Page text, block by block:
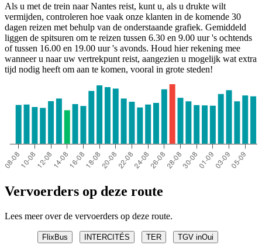
Als u met de trein naar Nantes reist, kunt u, als u drukte wilt
vermijden, controleren hoe vaak onze klanten in de komende 30
dagen reizen met behulp van de onderstaande grafiek. Gemiddeld
liggen de spitsuren om te reizen tussen 6.30 en 9.00 uur 's ochtends
of tussen 16.00 en 19.00 uur 's avonds. Houd hier rekening mee
wanneer u naar uw vertrekpunt reist, aangezien u mogelijk wat extra
tijd nodig heeft om aan te komen, vooral in grote steden!
Vervoerders op deze route
Lees meer over de vervoerders op deze route.
FlixBus INTERCITÉS TER TGV inOui